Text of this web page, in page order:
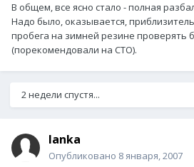
В общем, все ясно стало - полная
Надо было, оказывается,
пробега на зимней резине проверять
(порекомендовали на СТО).
2 недели спустя...
lanka
Опубликовано 8 января, 2007